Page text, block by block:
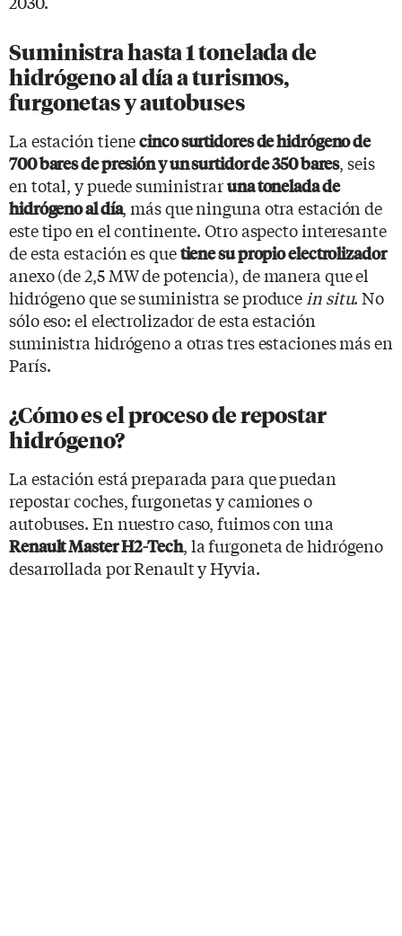
Suministra hasta 1 tonelada de
hidrógeno al día a turismos,
furgonetas y autobuses
La estación tienecinco surtidores de hidrógeno de
700 bares de presión y un surtidor de 350 bares, seis
en total, y puede suministraruna tonelada de
hidrógeno al día, más que ninguna otra estación de
este tipo en el continente. Otro aspecto interesante
de esta estación es quetiene su propio electrolizador
anexo (de 2,5 MW de potencia), de manera que el
hidrógeno que se suministra se produce in situ. No
sólo eso: el electrolizador de esta estación
suministra hidrógeno a otras tres estaciones más en
París.
¿Cómo es el proceso de repostar
hidrógeno?
La estación está preparada para que puedan
repostar coches, furgonetas y camiones o
autobuses. En nuestro caso, fuimos con una
Renault Master H2-Tech, la furgoneta de hidrógeno
desarrollada por Renault y Hyvia.